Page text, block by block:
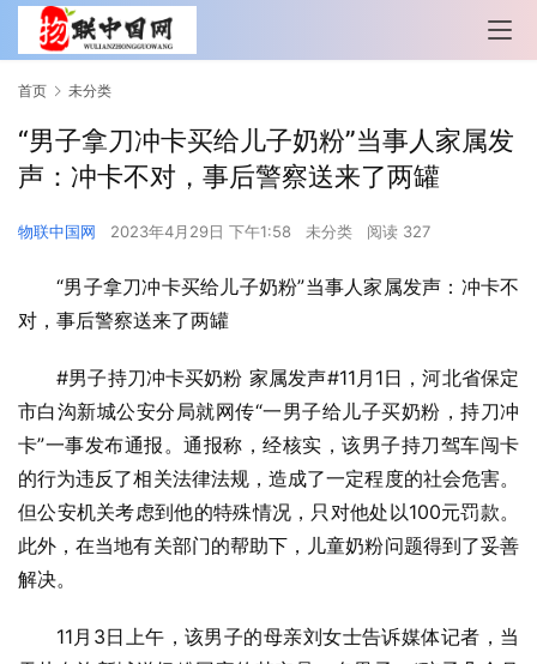
首页 未分类
“男子拿刀冲卡买给儿子奶粉”当事人家属发
声：冲卡不对，事后警察送来了两罐
物联中国网 2023年4月29日 下午1:58 未分类 阅读 327
“男子拿刀冲卡买给儿子奶粉”当事人家属发声：冲卡不
对，事后警察送来了两罐
#男子持刀冲卡买奶粉 家属发声#11月1日，河北省保定
市白沟新城公安分局就网传“一男子给儿子买奶粉，持刀冲
卡”一事发布通报。通报称，经核实，该男子持刀驾车闯卡
的行为违反了相关法律法规，造成了一定程度的社会危害。
但公安机关考虑到他的特殊情况，只对他处以100元罚款。
此外，在当地有关部门的帮助下，儿童奶粉问题得到了妥善
解决。
11月3日上午，该男子的母亲刘女士告诉媒体记者，当